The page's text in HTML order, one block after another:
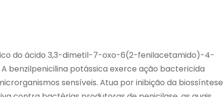
do ácido 3,3-dimetil-7-oxo-6(2-fenilacetamido)-4-
benzilpenicilina potássica exerce ação bactericida
sensíveis. Atua por inibição da biossíntese